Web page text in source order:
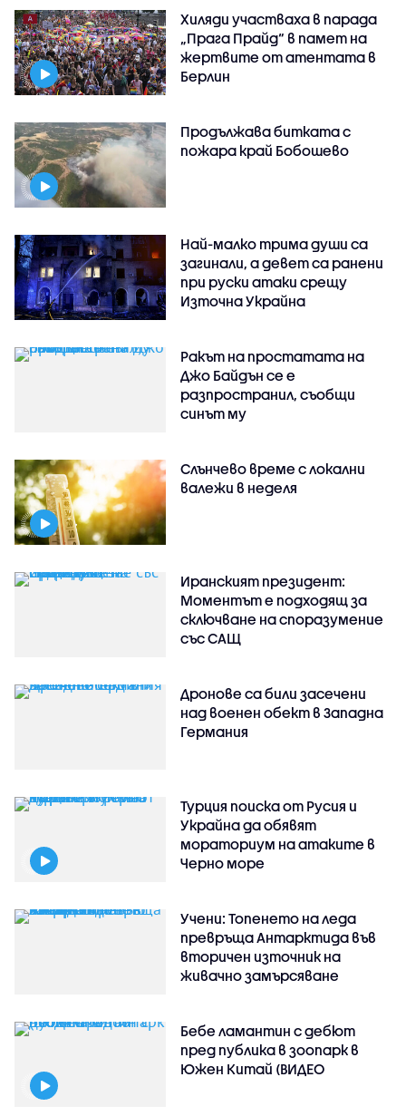
Хиляди участваха в парада
„Прага Прайд“ в памет на
жертвите от атентата в
Берлин
Продължава битката с
пожара край Бобошево
Най-малко трима души са
загинали, а девет са ранени
при руски атаки срещу
Източна Украйна
Ракът на простатата на
Джо Байдън се е
разпространил, съобщи
синът му
Слънчево време с локални
валежи в неделя
Иранският президент:
Моментът е подходящ за
сключване на споразумение
със САЩ
Дронове са били засечени
над военен обект в Западна
Германия
Турция поиска от Русия и
Украйна да обявят
мораториум на атаките в
Черно море
Учени: Топенето на леда
превръща Антарктида във
вторичен източник на
живачно замърсяване
Бебе ламантин с дебют
пред публика в зоопарк в
Южен Китай (ВИДЕО